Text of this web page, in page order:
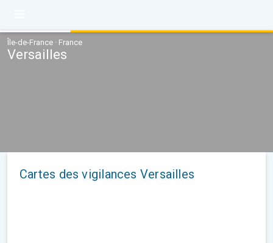
Île-de-France · France
Versailles
Cartes des vigilances Versailles